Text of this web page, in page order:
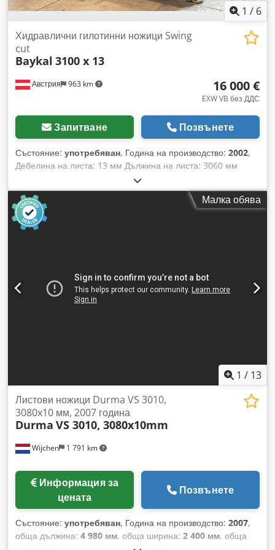
1 / 6
Австрия 963 km
Хидравлични гилотинни ножици Swing
cut
Baykal 3100 x 13
16 000 €
EXW VB без ДДС
Запитване Позвънете
Състояние: употребяван, Година на производство: 2002,
Дебелина на листа: 13 мм Дължина на листа: 3060 мм
Мотор: 30 kW Ходове/мин: 12 Размери (ДxШxВ): 4000 x
2300 x 2600 мм Тегло прибл.: 11900 кг Baykal 3100x13
хидравлична гилотина за ламарина – година на
производство 2002 Тази високоефективна гилотина
впечатлява с изключително здрава конструкция и висока
Година на производство: 2002 Режеща способност (St 42):
13 мм Дължина на рязане: 3060 мм Мощност на основния
мотор: 30 kW Основно напрежение: 380 V / 50 Hz / 3 фази
Dfe Ahaeha За повече информация или за уговорка на
оглед, моля свържете се с нас.
Малка обява
1 / 13
Wijchen 1 791 km
Листови ножици Durma VS 3010,
3080x10 мм, 2007 година
Durma VS 3010, 3080x10mm
Информация за
цената
Позвънете
Състояние: употребяван, Година на производство: 2007,
обща дължина: 4 980 мм, обща ширина: 2 400 мм, обща